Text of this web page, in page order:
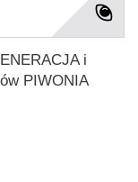
i
PIWONIA